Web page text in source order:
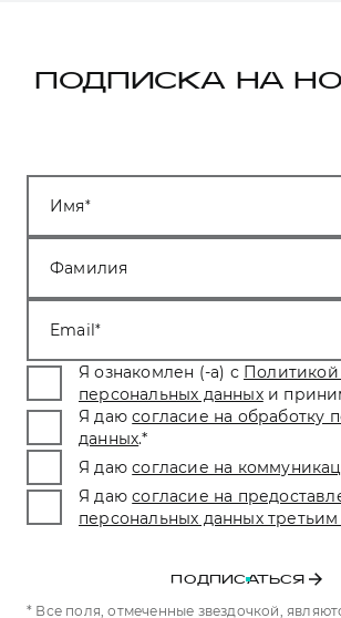
ПОДПИСКА НА
Имя
Фамилия
Email
Я ознакомлен (-а) с Политикой
персональных данных и
Я даю согласие на обработку
данных.*
Я даю согласие на
Я даю согласие на
персональных данных
ПОДПИСАТЬСЯ
* Все поля, отмеченные звездочкой,